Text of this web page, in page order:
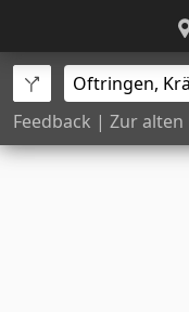
Feedback | Zur alten